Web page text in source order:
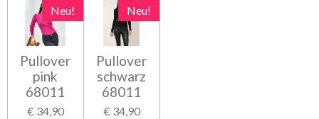
Neu!
Pullover
pink
68011
€ 34,90
Neu!
Pullover
schwarz
68011
€ 34,90